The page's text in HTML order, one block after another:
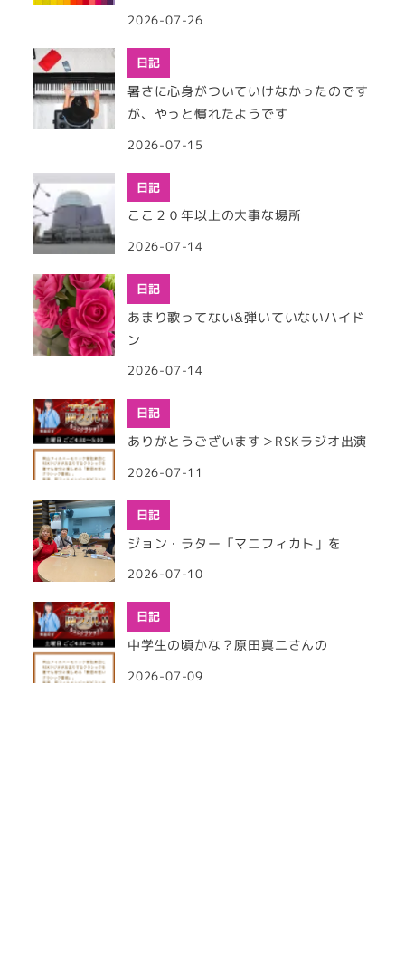
2026-07-26
日記
暑さに心身がついていけなかったのです
が、やっと慣れたようです
2026-07-15
日記
ここ２０年以上の大事な場所
2026-07-14
日記
あまり歌ってない&弾いていないハイド
ン
2026-07-14
日記
ありがとうございます＞RSKラジオ出演
2026-07-11
日記
ジョン・ラター「マニフィカト」を
2026-07-10
日記
中学生の頃かな？原田真二さんの
2026-07-09